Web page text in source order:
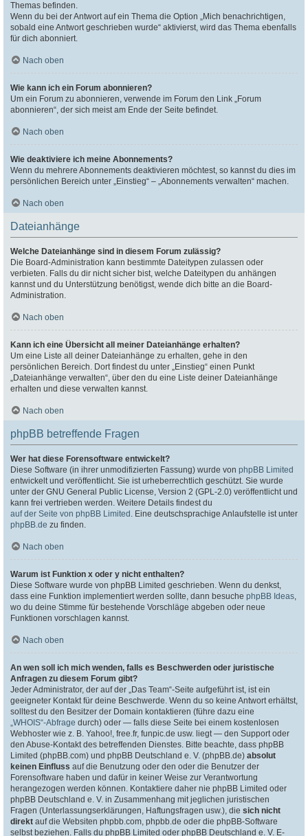
Themas befinden.
Wenn du bei der Antwort auf ein Thema die Option „Mich benachrichtigen,
sobald eine Antwort geschrieben wurde“ aktivierst, wird das Thema ebenfalls
für dich abonniert.
Nach oben
Wie kann ich ein Forum abonnieren?
Um ein Forum zu abonnieren, verwende im Forum den Link „Forum
abonnieren“, der sich meist am Ende der Seite befindet.
Nach oben
Wie deaktiviere ich meine Abonnements?
Wenn du mehrere Abonnements deaktivieren möchtest, so kannst du dies im
persönlichen Bereich unter „Einstieg“ – „Abonnements verwalten“ machen.
Nach oben
Dateianhänge
Welche Dateianhänge sind in diesem Forum zulässig?
Die Board-Administration kann bestimmte Dateitypen zulassen oder
verbieten. Falls du dir nicht sicher bist, welche Dateitypen du anhängen
kannst und du Unterstützung benötigst, wende dich bitte an die Board-
Administration.
Nach oben
Kann ich eine Übersicht all meiner Dateianhänge erhalten?
Um eine Liste all deiner Dateianhänge zu erhalten, gehe in den
persönlichen Bereich. Dort findest du unter „Einstieg“ einen Punkt
„Dateianhänge verwalten“, über den du eine Liste deiner Dateianhänge
erhalten und diese verwalten kannst.
Nach oben
phpBB betreffende Fragen
Wer hat diese Forensoftware entwickelt?
Diese Software (in ihrer unmodifizierten Fassung) wurde von phpBB Limited
entwickelt und veröffentlicht. Sie ist urheberrechtlich geschützt. Sie wurde
unter der GNU General Public License, Version 2 (GPL-2.0) veröffentlicht und
kann frei vertrieben werden. Weitere Details findest du
auf der Seite von phpBB Limited . Eine deutschsprachige Anlaufstelle ist unter
phpBB.de zu finden.
Nach oben
Warum ist Funktion x oder y nicht enthalten?
Diese Software wurde von phpBB Limited geschrieben. Wenn du denkst,
dass eine Funktion implementiert werden sollte, dann besuche phpBB Ideas,
wo du deine Stimme für bestehende Vorschläge abgeben oder neue
Funktionen vorschlagen kannst.
Nach oben
An wen soll ich mich wenden, falls es Beschwerden oder juristische
Anfragen zu diesem Forum gibt?
Jeder Administrator, der auf der „Das Team“-Seite aufgeführt ist, ist ein
geeigneter Kontakt für deine Beschwerde. Wenn du so keine Antwort erhältst,
solltest du den Besitzer der Domain kontaktieren (führe dazu eine
„WHOIS“-Abfrage durch) oder — falls diese Seite bei einem kostenlosen
Webhoster wie z. B. Yahoo!, free.fr, funpic.de usw. liegt — den Support oder
den Abuse-Kontakt des betreffenden Dienstes. Bitte beachte, dass phpBB
Limited (phpBB.com) und phpBB Deutschland e. V. (phpBB.de) absolut
keinen Einfluss auf die Benutzung oder den oder die Benutzer der
Forensoftware haben und dafür in keiner Weise zur Verantwortung
herangezogen werden können. Kontaktiere daher nie phpBB Limited oder
phpBB Deutschland e. V. in Zusammenhang mit jeglichen juristischen
Fragen (Unterlassungserklärungen, Haftungsfragen usw.), die sich nicht
direkt auf die Websiten phpbb.com, phpbb.de oder die phpBB-Software
selbst beziehen. Falls du phpBB Limited oder phpBB Deutschland e. V. E-